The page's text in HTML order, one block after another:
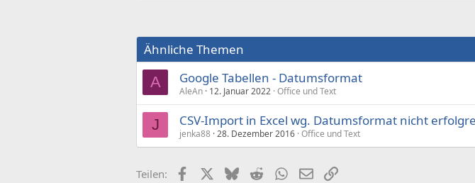
i
n
n
:
Ähnliche Themen
A Google Tabellen - Datumsformat
AleAn 12. Januar 2022 Office und Text
J CSV-Import in Excel wg. Datumsformat nicht
jenka88 28. Dezember 2016 Office und Text
Teilen: FacebookX (Twitter)
BlueskyRedditWhatsApp
E-MailLink